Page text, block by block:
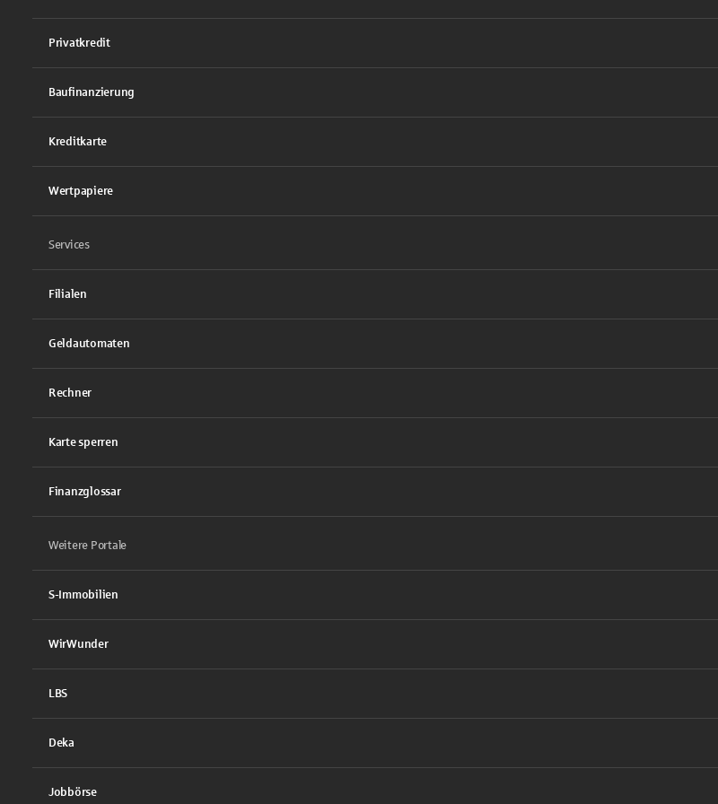
Privatkredit
Baufinanzierung
Kreditkarte
Wertpapiere
Services
Filialen
Geldautomaten
Rechner
Karte sperren
Finanzglossar
Weitere Portale
S-Immobilien
WirWunder
LBS
Deka
Jobbörse